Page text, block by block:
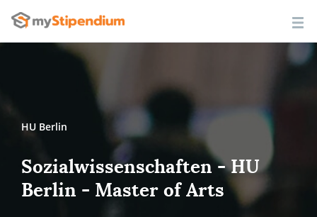
HU Berlin
Sozialwissenschaften - HU
Berlin - Master of Arts